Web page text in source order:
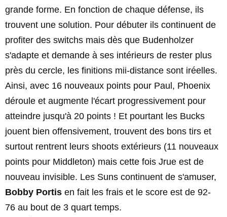
grande forme. En fonction de chaque défense, ils
trouvent une solution. Pour débuter ils continuent de
profiter des switchs mais dès que Budenholzer
s'adapte et demande à ses intérieurs de rester plus
près du cercle, les finitions mii-distance sont iréelles.
Ainsi, avec 16 nouveaux points pour Paul, Phoenix
déroule et augmente l'écart progressivement pour
atteindre jusqu'à 20 points ! Et pourtant les Bucks
jouent bien offensivement, trouvent des bons tirs et
surtout rentrent leurs shoots extérieurs (11 nouveaux
points pour Middleton) mais cette fois Jrue est de
nouveau invisible. Les Suns continuent de s'amuser,
Bobby Portis en fait les frais et le score est de 92-
76 au bout de 3 quart temps.